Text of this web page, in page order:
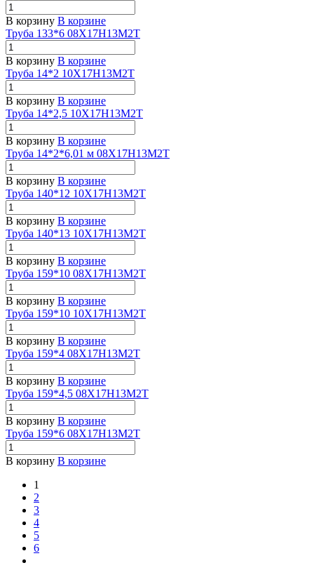
В корзину В корзине
Труба 133*6 08Х17Н13М2Т
В корзину В корзине
Труба 14*2 10Х17Н13М2Т
В корзину В корзине
Труба 14*2,5 10Х17Н13М2Т
В корзину В корзине
Труба 14*2*6,01 м 08Х17Н13М2Т
В корзину В корзине
Труба 140*12 10Х17Н13М2Т
В корзину В корзине
Труба 140*13 10Х17Н13М2Т
В корзину В корзине
Труба 159*10 08Х17Н13М2Т
В корзину В корзине
Труба 159*10 10Х17Н13М2Т
В корзину В корзине
Труба 159*4 08Х17Н13М2Т
В корзину В корзине
Труба 159*4,5 08Х17Н13М2Т
В корзину В корзине
Труба 159*6 08Х17Н13М2Т
В корзину В корзине
1
2
3
4
5
6